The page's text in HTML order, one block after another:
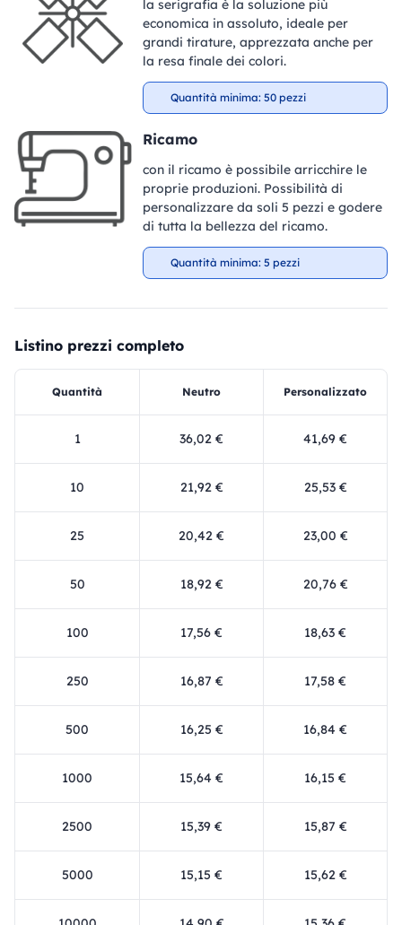
la serigrafia è la soluzione più
economica in assoluto, ideale per
grandi tirature, apprezzata anche per
la resa finale dei colori.
Quantità minima: 50 pezzi
Ricamo
con il ricamo è possibile arricchire le
proprie produzioni. Possibilità di
personalizzare da soli 5 pezzi e godere
di tutta la bellezza del ricamo.
Quantità minima: 5 pezzi
Listino prezzi completo
Quantità Neutro Personalizzato
1 36,02 € 41,69 €
10 21,92 € 25,53 €
25 20,42 € 23,00 €
50 18,92 € 20,76 €
100 17,56 € 18,63 €
250 16,87 € 17,58 €
500 16,25 € 16,84 €
1000 15,64 € 16,15 €
2500 15,39 € 15,87 €
5000 15,15 € 15,62 €